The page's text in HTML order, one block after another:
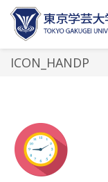
ICON_HANDP